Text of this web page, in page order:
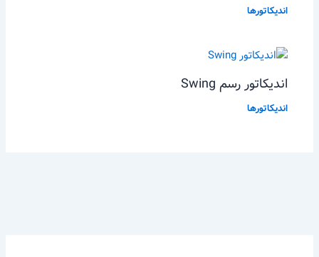
اندیکاتورها
اندیکاتور رسم Swing
اندیکاتورها